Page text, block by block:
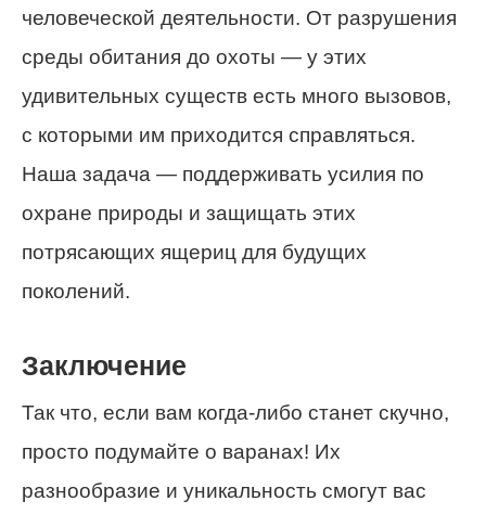
человеческой деятельности. От разрушения
среды обитания до охоты — у этих
удивительных существ есть много вызовов,
с которыми им приходится справляться.
Наша задача — поддерживать усилия по
охране природы и защищать этих
потрясающих ящериц для будущих
поколений.
Заключение
Так что, если вам когда-либо станет скучно,
просто подумайте о варанах! Их
разнообразие и уникальность смогут вас